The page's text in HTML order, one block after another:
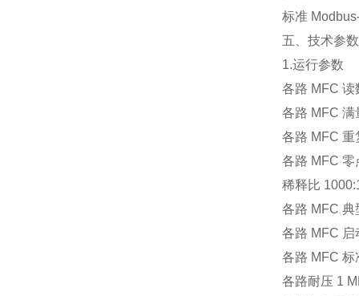
标准
五、技术参数
1.运行参数
各路 MFC
各路 MFC 满
各路 MFC 重
各路 MFC
稀释比
各路 MFC 典
各路 MFC 启
各路 MFC
各路耐压 1